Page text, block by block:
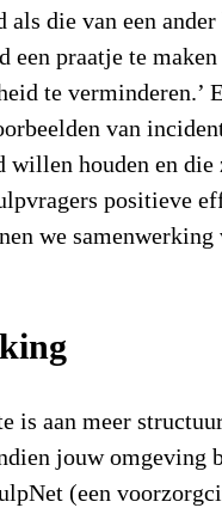
als die van een
een praatje te
te verminderen.’
van
willen houden en
positieve
we samenwerking
is aan meer
jouw omgeving
(een